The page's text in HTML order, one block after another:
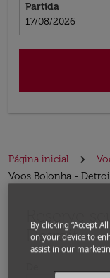
Partida
fc-booking-
17/08/2026
Página inicial
Voos Bolonha -
Reserve
Detroit
By clicking “Accept
on your device to
assist in our